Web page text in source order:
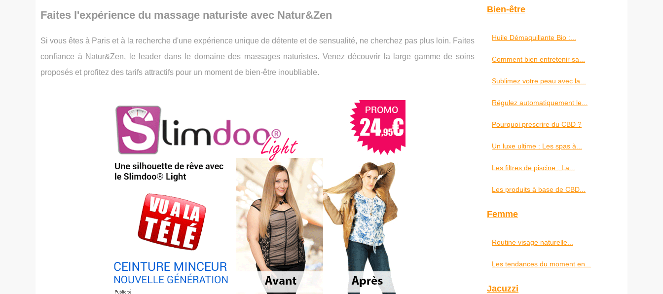
Faites l'expérience du massage naturiste avec Natur&Zen
Si vous êtes à Paris et à la recherche d'une expérience unique de détente et de sensualité, ne cherchez pas plus loin. Faites
confiance à Natur&Zen, le leader dans le domaine des massages naturistes. Venez découvrir la large gamme de soins
proposés et profitez des tarifs attractifs pour un moment de bien-être inoubliable.
Bien-être
Huile Démaquillante Bio :...
Comment bien entretenir sa...
Sublimez votre peau avec la...
Régulez automatiquement le...
Pourquoi prescrire du CBD ?
Un luxe ultime : Les spas à...
Les filtres de piscine : La...
Les produits à base de CBD...
Femme
Routine visage naturelle...
Les tendances du moment en...
Jacuzzi